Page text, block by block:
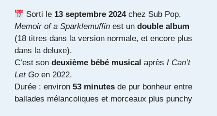
Sorti le 13 septembre 2024chez Sub Pop,
Memoir of a Sparklemuffin est un double album
(18 titres dans la version normale, et encore plus
dans la deluxe).
C’est son deuxième bébé musical après I Can’t
Let Go en 2022.
Durée : environ 53 minutes de pur bonheur entre
ballades mélancoliques et morceaux plus punchy